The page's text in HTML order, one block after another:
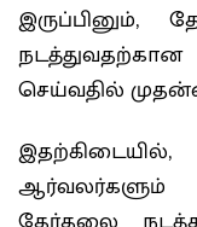
இருப்பினும்,
செய்வதில்